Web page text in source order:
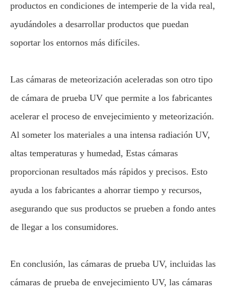
productos en condiciones de intemperie de la vida real,
ayudándoles a desarrollar productos que puedan
soportar los entornos más difíciles.
Las cámaras de meteorización aceleradas son otro tipo
de cámara de prueba UV que permite a los fabricantes
acelerar el proceso de envejecimiento y meteorización.
Al someter los materiales a una intensa radiación UV,
altas temperaturas y humedad, Estas cámaras
proporcionan resultados más rápidos y precisos. Esto
ayuda a los fabricantes a ahorrar tiempo y recursos,
asegurando que sus productos se prueben a fondo antes
de llegar a los consumidores.
En conclusión, las cámaras de prueba UV, incluidas las
cámaras de prueba de envejecimiento UV, las cámaras